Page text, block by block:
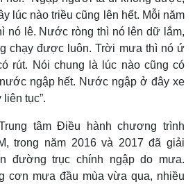
lúc nào triều cũng lên hết. Mỗi năm
nó lê. Nước ròng thì nó lên dữ lắm,
chạy được luôn. Trời mưa thì nó ứ
rút. Nói chung là lúc nào cũng có
ngập hết. Nước ngập ở đây xe
tục”.
tâm Điều hành chương trình
trong năm 2016 và 2017 đã giải
đường trục chính ngập do mưa.
cơn mưa đầu mùa vừa qua, nhiều